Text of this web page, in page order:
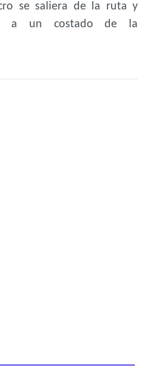
se saliera de la ruta y
a un costado de la